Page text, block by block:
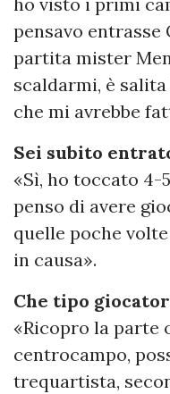
pensavo entrasse
partita mister
scaldarmi, è
che mi avrebbe
Sei subito
«Sì, ho toccato 4-
penso di avere
quelle poche
in causa».
Che tipo
«Ricopro la parte
centrocampo,
trequartista,